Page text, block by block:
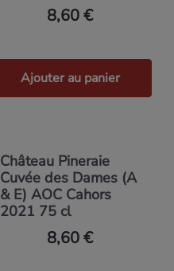
8,60 €
Ajouter au panier
Château Pineraie
Cuvée des Dames (A
& E) AOC Cahors
2021 75 cl
8,60 €